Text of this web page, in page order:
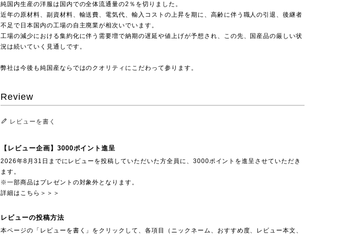
純国内生産の洋服は国内での全体流通量の2％を切りました。
近年の原材料、副資材料、輸送費、電気代、輸入コストの上昇を期に、高齢に伴う職人の引退、後継者
不足で日本国内の工場の自主廃業が相次いでいます。
工場の減少における集約化に伴う需要増で納期の遅延や値上げが予想され、この先、国産品の厳しい状
況は続いていく見通しです。
弊社は今後も純国産ならではのクオリティにこだわって参ります。
Review
レビューを書く
【レビュー企画】3000ポイント進呈
2026年8月31日までにレビューを投稿していただいた方全員に、3000ポイントを進呈させていただき
ます。
※一部商品はプレゼントの対象外となります。
詳細はこちら＞＞＞
レビューの投稿方法
本ページの「レビューを書く」をクリックして、各項目（ニックネーム、おすすめ度、レビュー本文、